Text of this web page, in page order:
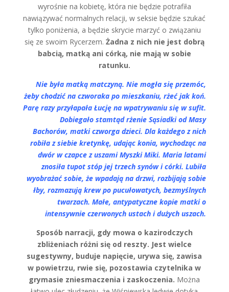
wyrośnie na kobietę, która nie będzie potrafiła
nawiązywać normalnych relacji, w seksie będzie szukać
tylko poniżenia, a będzie skrycie marzyć o związaniu
się ze swoim Rycerzem. Żadna z nich nie jest dobrą
babcią, matką ani córką, nie mają w sobie
ratunku.
Nie była matką matczyną. Nie mogła się przemóc,
żeby chodzić na czworaka po mieszkaniu, rżeć jak koń.
Parę razy przyłapała Łucję na wpatrywaniu się w sufit.
Dobiegało stamtąd rżenie Sąsiadki od Masy
Bachorów, matki czworga dzieci. Dla każdego z nich
robiła z siebie kretynkę, udając konia, wychodząc na
dwór w czapce z uszami Myszki Miki. Maria latami
znosiła tupot stóp jej trzech synów i córki. Lubiła
wyobrażać sobie, że wpadają na drzwi, rozbijają sobie
łby, rozmazują krew po pucułowatych, bezmyślnych
twarzach. Małe, antypatyczne kopie matki o
intensywnie czerwonych ustach i dużych uszach.
Sposób narracji, gdy mowa o kazirodczych
zbliżeniach różni się od reszty. Jest wielce
sugestywny, buduje napięcie, urywa się, zawisa
w powietrzu, rwie się, pozostawia czytelnika w
grymasie zniesmaczenia i zaskoczenia. Można